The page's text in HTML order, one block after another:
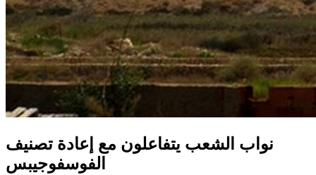
نواب الشعب يتفاعلون مع إعادة تصنيف
الفوسفوجيبس